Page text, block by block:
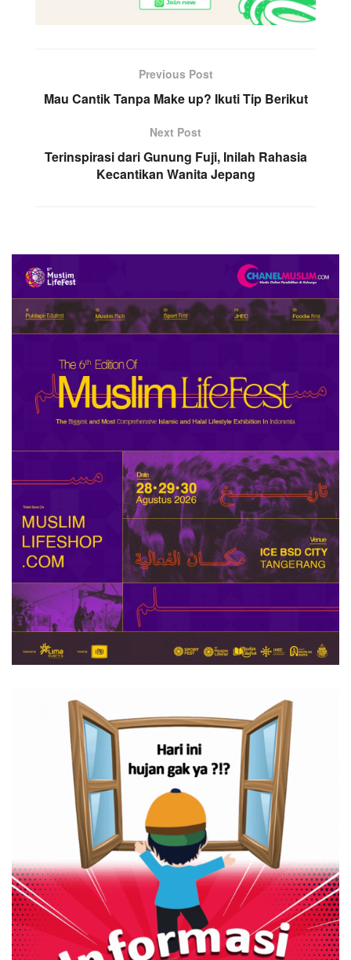
Previous Post
Mau Cantik Tanpa Make up? Ikuti Tip Berikut
Next Post
Terinspirasi dari Gunung Fuji, Inilah Rahasia
Kecantikan Wanita Jepang